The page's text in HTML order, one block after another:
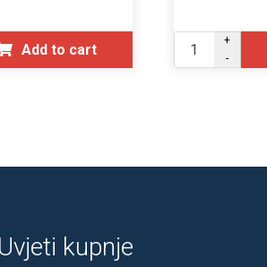
Add to cart
+
-
Uvjeti kupnje